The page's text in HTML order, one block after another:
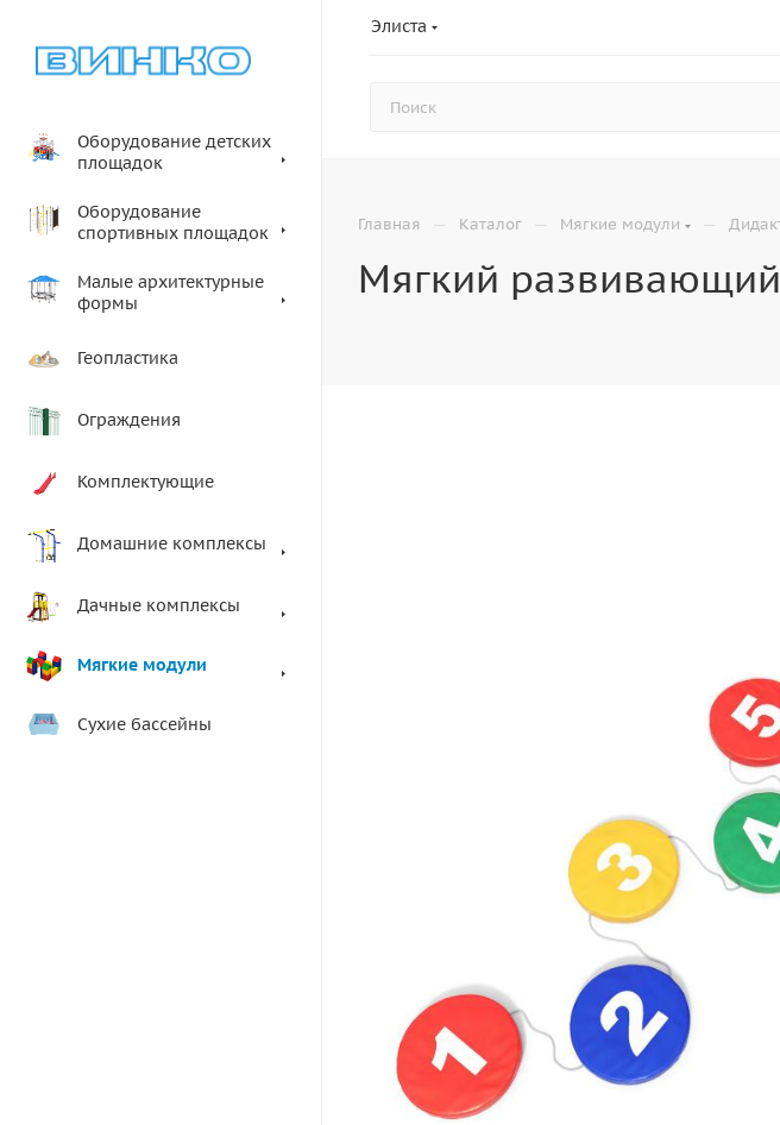
Элиста
Оборудование детских
площадок
Оборудование
спортивных площадок
Малые архитектурные
формы
Геопластика
Ограждения
Комплектующие
Домашние комплексы
Дачные комплексы
Мягкие модули
Сухие бассейны
Главная — Каталог — Мягкие модули —
Мягкий